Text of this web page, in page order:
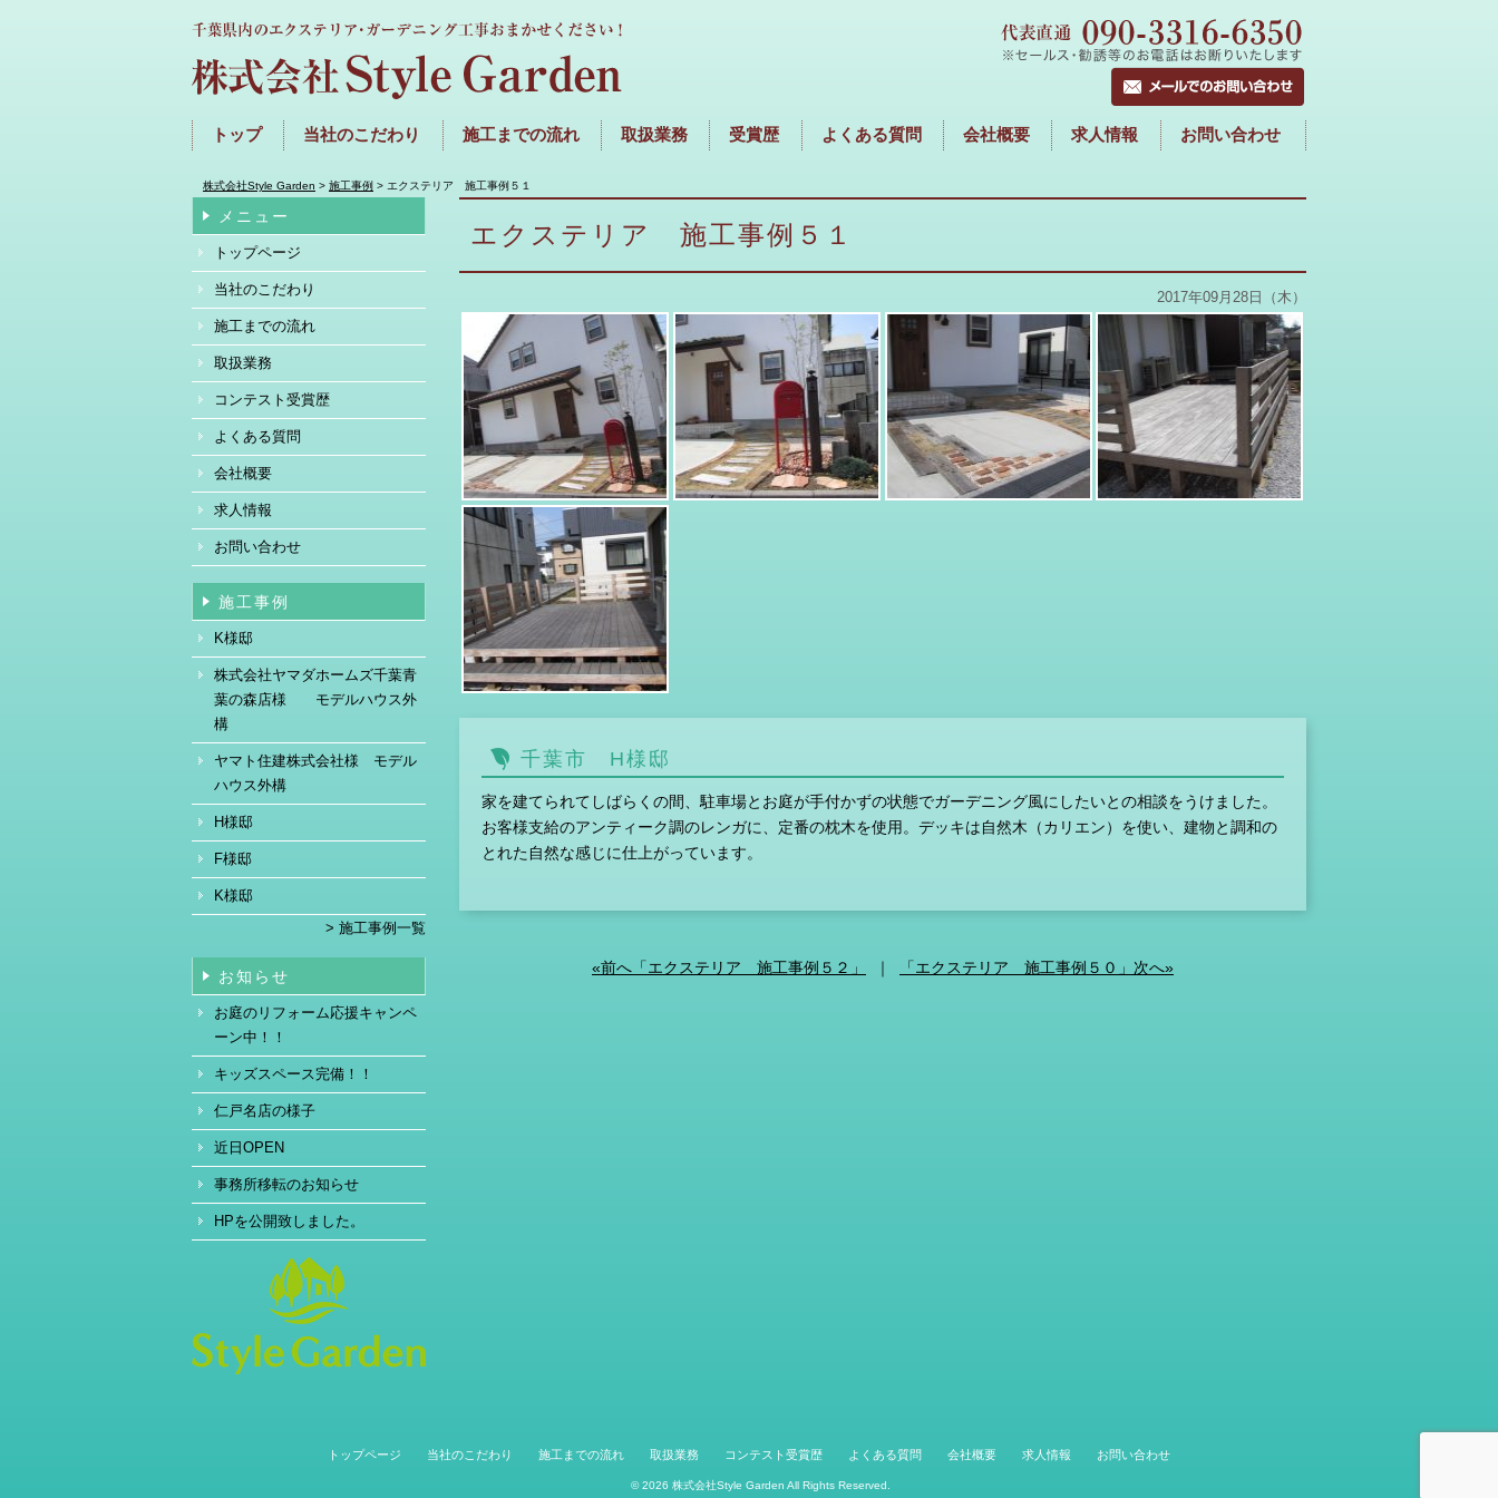
トップ 当社のこだわり 施工までの流れ 取扱業務 受賞歴 よくある質問 会社概要 求人情報 お問い合わせ
株式会社Style Garden > 施工事例 > エクステリア 施工事例５１
エクステリア 施工事例５１
2017年09月28日（木）
千葉市 H様邸
家を建てられてしばらくの間、駐車場とお庭が手付かずの状態でガーデニング風にしたいとの相談をうけました。
お客様支給のアンティーク調のレンガに、定番の枕木を使用。デッキは自然木（カリエン）を使い、建物と調和の
とれた自然な感じに仕上がっています。
«前へ「エクステリア 施工事例５２」 ｜ 「エクステリア 施工事例５０」次へ»
メニュー
トップページ
当社のこだわり
施工までの流れ
取扱業務
コンテスト受賞歴
よくある質問
会社概要
求人情報
お問い合わせ
施工事例
K様邸
株式会社ヤマダホームズ千葉青
葉の森店様 モデルハウス外
構
ヤマト住建株式会社様 モデル
ハウス外構
H様邸
F様邸
K様邸
> 施工事例一覧
お知らせ
お庭のリフォーム応援キャンペ
ーン中！！
キッズスペース完備！！
仁戸名店の様子
近日OPEN
事務所移転のお知らせ
HPを公開致しました。
トップページ 当社のこだわり 施工までの流れ 取扱業務 コンテスト受賞歴 よくある質問 会社概要 求人情報 お問い合わせ
© 2026 株式会社Style Garden All Rights Reserved.